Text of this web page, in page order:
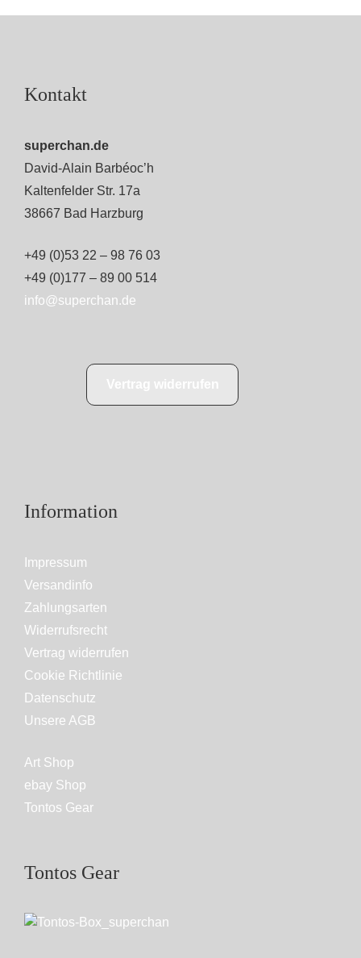
Kontakt
superchan.de
David-Alain Barbéoc’h
Kaltenfelder Str. 17a
38667 Bad Harzburg
+49 (0)53 22 – 98 76 03
+49 (0)177 – 89 00 514
info@superchan.de
Information
Impressum
Versandinfo
Zahlungsarten
Widerrufsrecht
Vertrag widerrufen
Cookie Richtlinie
Datenschutz
Unsere AGB
Art Shop
ebay Shop
Tontos Gear
Tontos Gear